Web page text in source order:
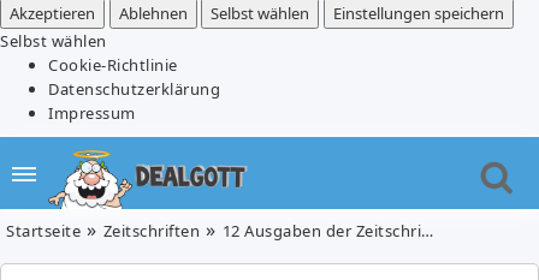
Akzeptieren
Ablehnen Selbst wählen
Einstellungen speichern
Selbst wählen
Cookie-Richtlinie
Datenschutzerklärung
Impressum
Startseite Zeitschriften 12 Ausgaben der Zeitschrift “GQ” für 57€ + 45€ Verrechnungsscheck als Prämie